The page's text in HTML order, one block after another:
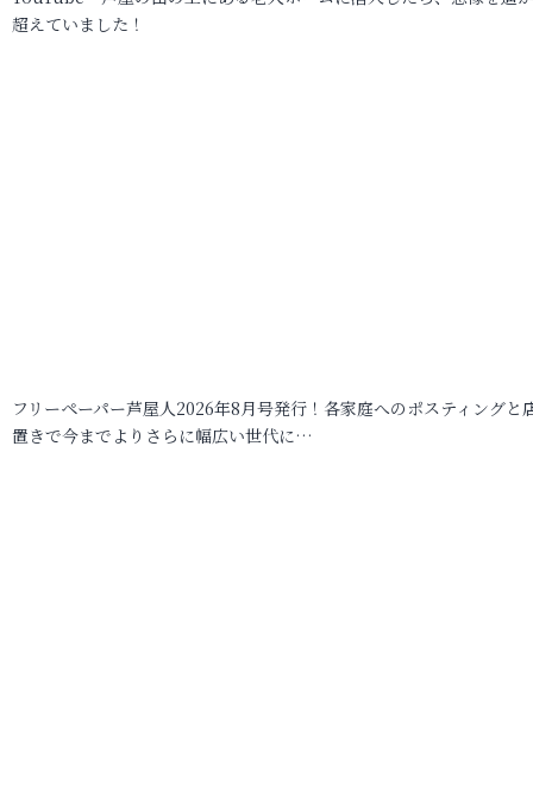
超えていました！
フリーペーパー芦屋人2026年8月号発行！各家庭へのポスティングと
置きで今までよりさらに幅広い世代に…